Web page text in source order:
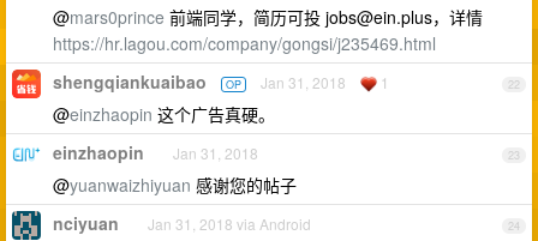
@mars0prince 前端同学，简历可投 jobs@ein.plus，详情
https://hr.lagou.com/company/gongsi/j235469.html
22
shengqiankuaibao OP Jan 31, 2018 1
@einzhaopin 这个广告真硬。
23
einzhaopin Jan 31, 2018
@yuanwaizhiyuan 感谢您的帖子
24
nciyuan Jan 31, 2018 via Android